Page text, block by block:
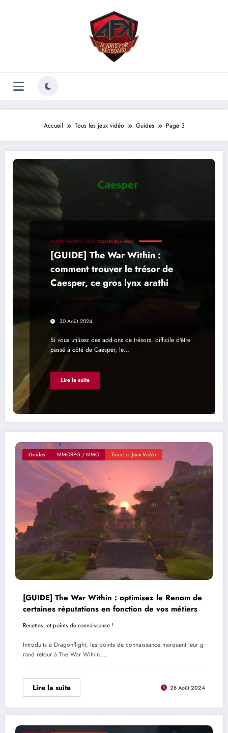
Accueil Tous les jeux vidéo Guides Page 3
GUIDES MMORPG / MMO TOUS LES JEUX VIDÉO
[GUIDE] The War Within :
comment trouver le trésor de
Caesper, ce gros lynx arathi
Un cuissot pour les gouverner tous
30 Août 2024
Si vous utilisez des add-ons de trésors, difficile d'être
passé à côté de Caesper, le…
Lire la suite
Guides MMORPG / MMO Tous Les Jeux Vidéo
[GUIDE] The War Within : optimisez le Renom de
certaines réputations en fonction de vos métiers
Recettes, et points de connaissance !
Introduits à Dragonflight, les points de connaissance marquent leur g
rand retour à The War Within.…
Lire la suite 28 Août 2024